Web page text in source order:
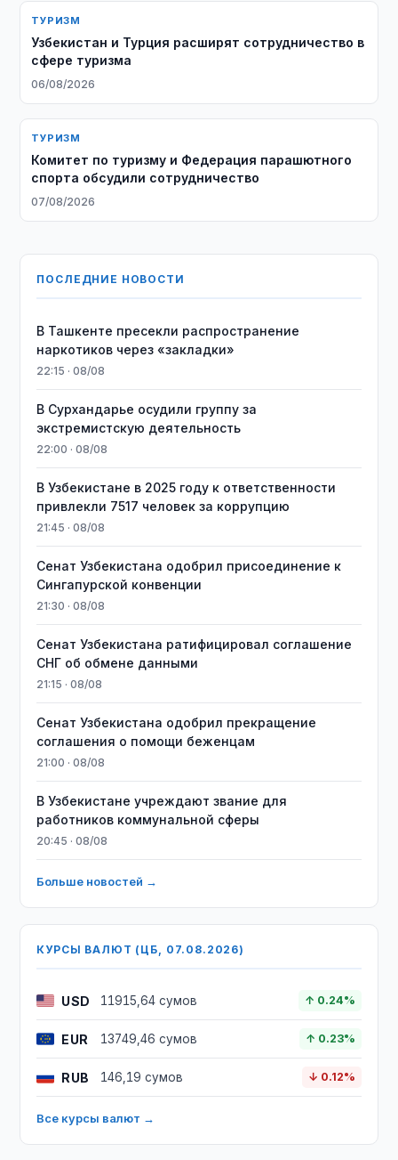
ТУРИЗМ
Узбекистан и Турция расширят сотрудничество в
сфере туризма
06/08/2026
ТУРИЗМ
Комитет по туризму и Федерация парашютного
спорта обсудили сотрудничество
07/08/2026
ПОСЛЕДНИЕ НОВОСТИ
В Ташкенте пресекли распространение
наркотиков через «закладки»
22:15 · 08/08
В Сурхандарье осудили группу за
экстремистскую деятельность
22:00 · 08/08
В Узбекистане в 2025 году к ответственности
привлекли 7517 человек за коррупцию
21:45 · 08/08
Сенат Узбекистана одобрил присоединение к
Сингапурской конвенции
21:30 · 08/08
Сенат Узбекистана ратифицировал соглашение
СНГ об обмене данными
21:15 · 08/08
Сенат Узбекистана одобрил прекращение
соглашения о помощи беженцам
21:00 · 08/08
В Узбекистане учреждают звание для
работников коммунальной сферы
20:45 · 08/08
Больше новостей →
КУРСЫ ВАЛЮТ (ЦБ, 07.08.2026)
USD 11915,64 сумов ↑ 0.24%
EUR 13749,46 сумов ↑ 0.23%
RUB 146,19 сумов ↓ 0.12%
Все курсы валют →